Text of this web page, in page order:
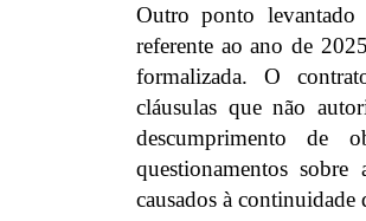
Outro ponto levantado
referente ao ano de
formalizada. O
cláusulas que não
descumprimento de
questionamentos
causados à